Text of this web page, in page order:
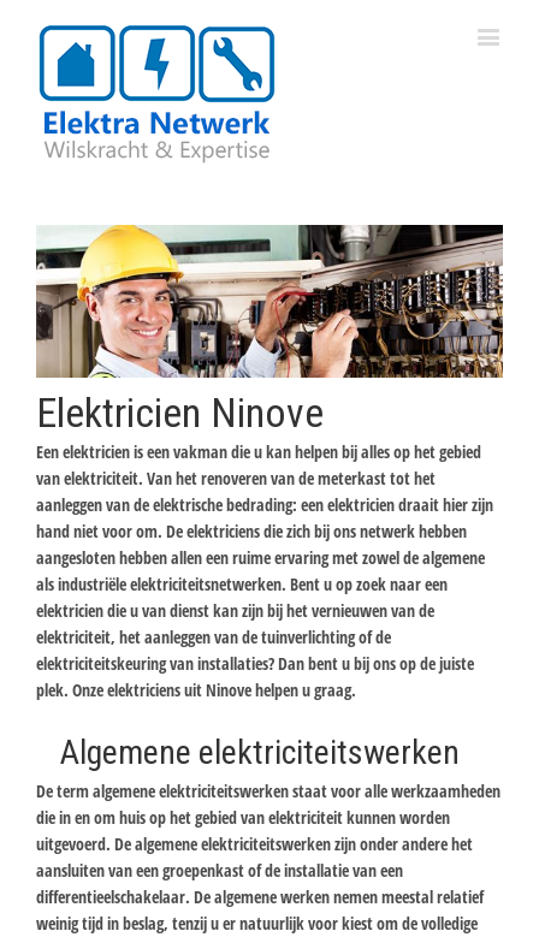
Elektricien Ninove
Een elektricien is een vakman die u kan helpen bij alles op het gebied
van elektriciteit. Van het renoveren van de meterkast tot het
aanleggen van de elektrische bedrading: een elektricien draait hier zijn
hand niet voor om. De elektriciens die zich bij ons netwerk hebben
aangesloten hebben allen een ruime ervaring met zowel de algemene
als industriële elektriciteitsnetwerken. Bent u op zoek naar een
elektricien die u van dienst kan zijn bij het vernieuwen van de
elektriciteit, het aanleggen van de tuinverlichting of de
elektriciteitskeuring van installaties? Dan bent u bij ons op de juiste
plek. Onze elektriciens uit Ninove helpen u graag.
Algemene elektriciteitswerken
De term algemene elektriciteitswerken staat voor alle werkzaamheden
die in en om huis op het gebied van elektriciteit kunnen worden
uitgevoerd. De algemene elektriciteitswerken zijn onder andere het
aansluiten van een groepenkast of de installatie van een
differentieelschakelaar. De algemene werken nemen meestal relatief
weinig tijd in beslag, tenzij u er natuurlijk voor kiest om de volledige